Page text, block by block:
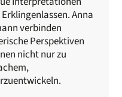
Anna
verbinden
Perspektiven
nicht nur zu